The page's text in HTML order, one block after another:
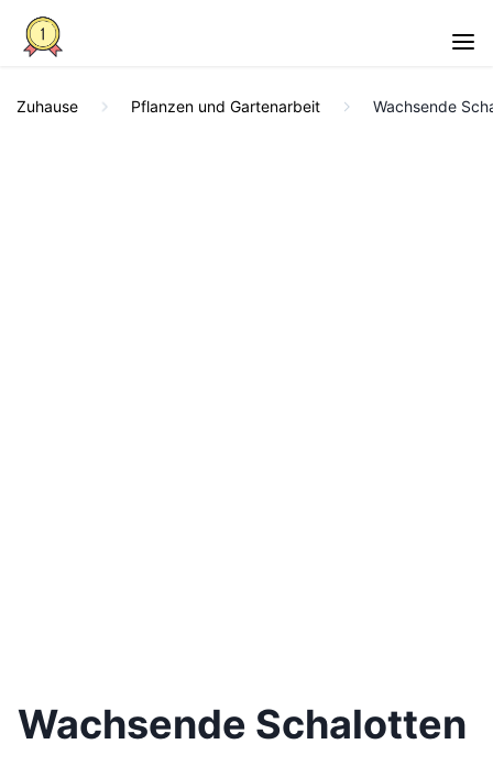
Zuhause Pflanzen und Gartenarbeit Wachsende
Wachsende Schalotten